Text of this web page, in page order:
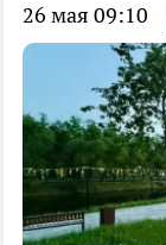
26 мая 09:10